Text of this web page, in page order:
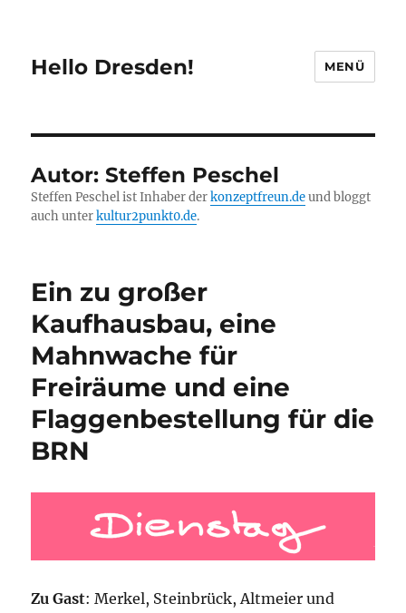
Hello Dresden! MENÜ
Autor: Steffen Peschel
Steffen Peschel ist Inhaber derkonzeptfreun.deund bloggt
auch unterkultur2punkt0.de.
Ein zu großer
Kaufhausbau, eine
Mahnwache für
Freiräume und eine
Flaggenbestellung für die
BRN
Zu Gast: Merkel, Steinbrück, Altmeier und